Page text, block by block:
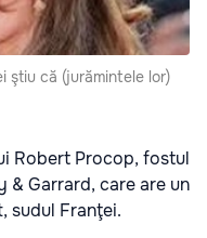
ştiu că (jurămintele lor)
Robert Procop, fostul
Garrard, care are un
sudul Franţei.